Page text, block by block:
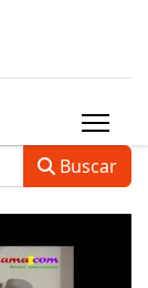
Buscar